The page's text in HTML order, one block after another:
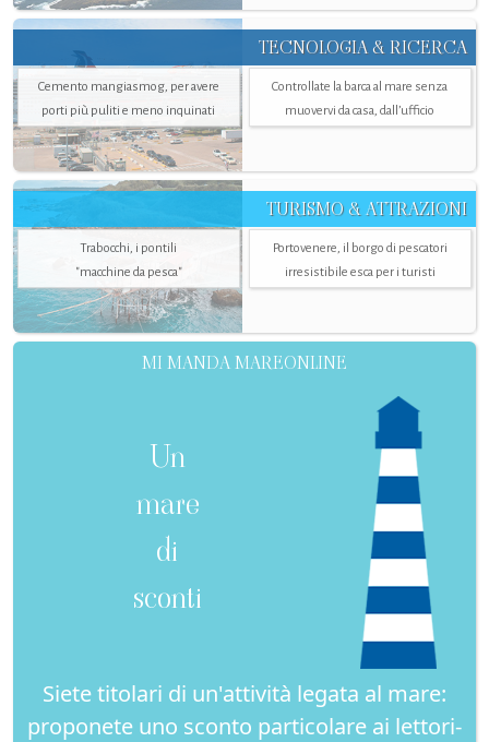
TECNOLOGIA & RICERCA
Cemento mangiasmog, per avere
porti più puliti e meno inquinati
Controllate la barca al mare senza
muovervi da casa, dall’ufficio
TURISMO & ATTRAZIONI
Trabocchi, i pontili
"macchine da pesca"
Portovenere, il borgo di pescatori
irresistibile esca per i turisti
MI MANDA MAREONLINE
Un
mare
di
sconti
Siete titolari di un'attività legata al mare:
proponete uno sconto particolare ai lettori-